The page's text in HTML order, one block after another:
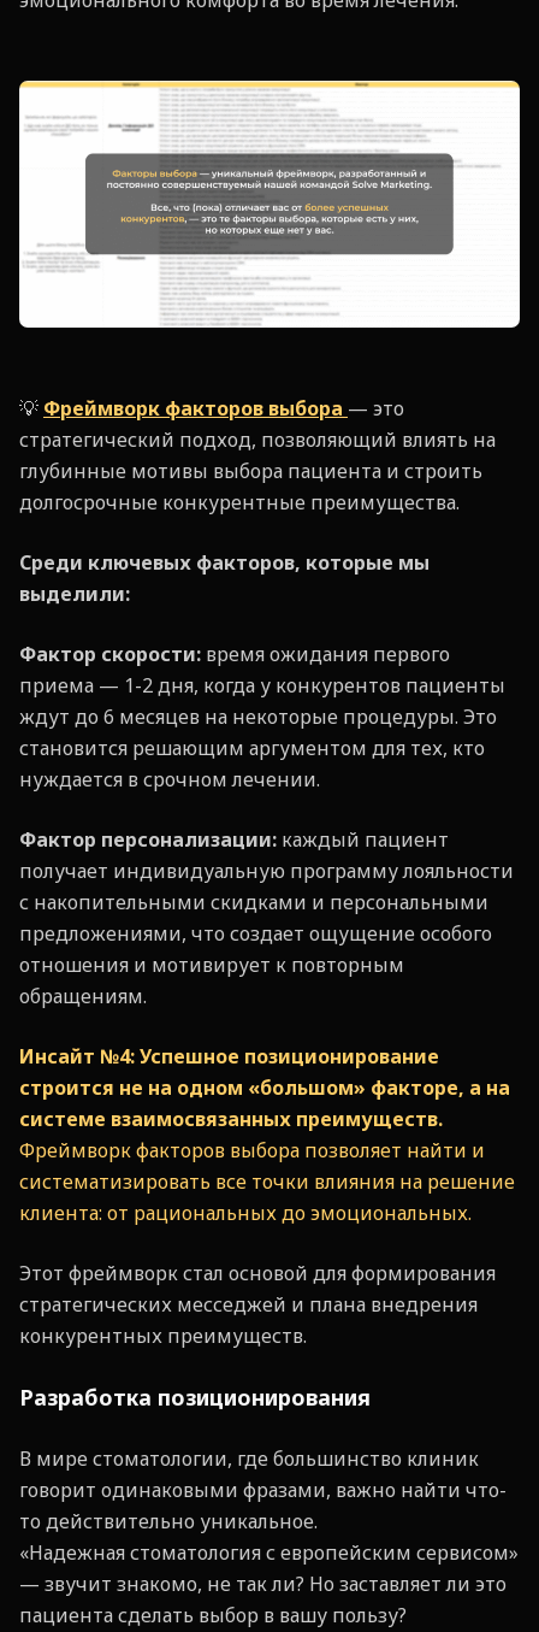
💡 Фреймворк факторов выбора — это
стратегический подход, позволяющий влиять на
глубинные мотивы выбора пациента и строить
долгосрочные конкурентные преимущества.
Среди ключевых факторов, которые мы
выделили:
Фактор скорости: время ожидания первого
приема — 1-2 дня, когда у конкурентов пациенты
ждут до 6 месяцев на некоторые процедуры. Это
становится решающим аргументом для тех, кто
нуждается в срочном лечении.
Фактор персонализации: каждый пациент
получает индивидуальную программу лояльности
с накопительными скидками и персональными
предложениями, что создает ощущение особого
отношения и мотивирует к повторным
обращениям.
Инсайт №4: Успешное позиционирование
строится не на одном «большом» факторе, а на
системе взаимосвязанных преимуществ.
Фреймворк факторов выбора позволяет найти и
систематизировать все точки влияния на решение
клиента: от рациональных до эмоциональных.
Этот фреймворк стал основой для формирования
стратегических месседжей и плана внедрения
конкурентных преимуществ.
Разработка позиционирования
В мире стоматологии, где большинство клиник
говорит одинаковыми фразами, важно найти что-
то действительно уникальное.
«Надежная стоматология с европейским сервисом»
— звучит знакомо, не так ли? Но заставляет ли это
пациента сделать выбор в вашу пользу?